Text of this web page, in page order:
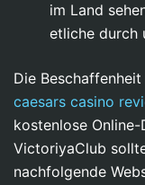
im Land
etliche durch
Die
caesars casino
kostenlose
VictoriyaClub
nachfolgende